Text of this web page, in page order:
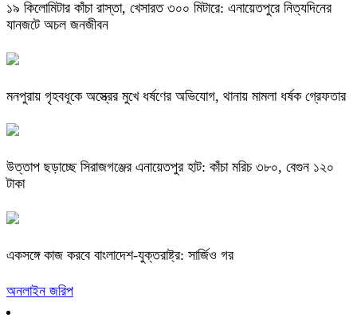
​১৯ কিলোমিটার কাঁচা রাস্তা, খেসারত ৩০০ মিটারে: এনায়েতপুরে নিত্যদিনের
যানজটে অচল জনজীবন
মনপুরায় গৃহবধূকে অস্ত্রের মুখে ধর্ষণের অভিযোগ, থানায় মামলা ধর্ষক গ্রেফতার
উত্তাপ ছড়াচ্ছে সিরাজগঞ্জের এনায়েতপুর হাট: কাঁচা মরিচ ৩৮০, বেগুন ১২০
টাকা
একসঙ্গে কাজ করবে বাংলাদেশ-যুক্তরাষ্ট্র: সার্জিও গর
অনলাইন জরিপ